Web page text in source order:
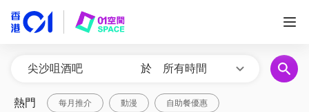
於 所有時間
熱門 每月推介 動漫 自助餐優惠